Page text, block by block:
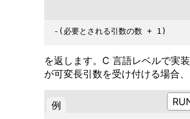
を返します。C 言語レベルで実
が可変長引数を受け付ける場合、
例